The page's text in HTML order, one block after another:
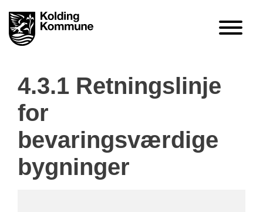
4.3.1 Retningslinje
for
bevaringsværdige
bygninger